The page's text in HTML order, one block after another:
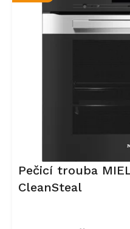
Pečicí trouba
CleanSteal